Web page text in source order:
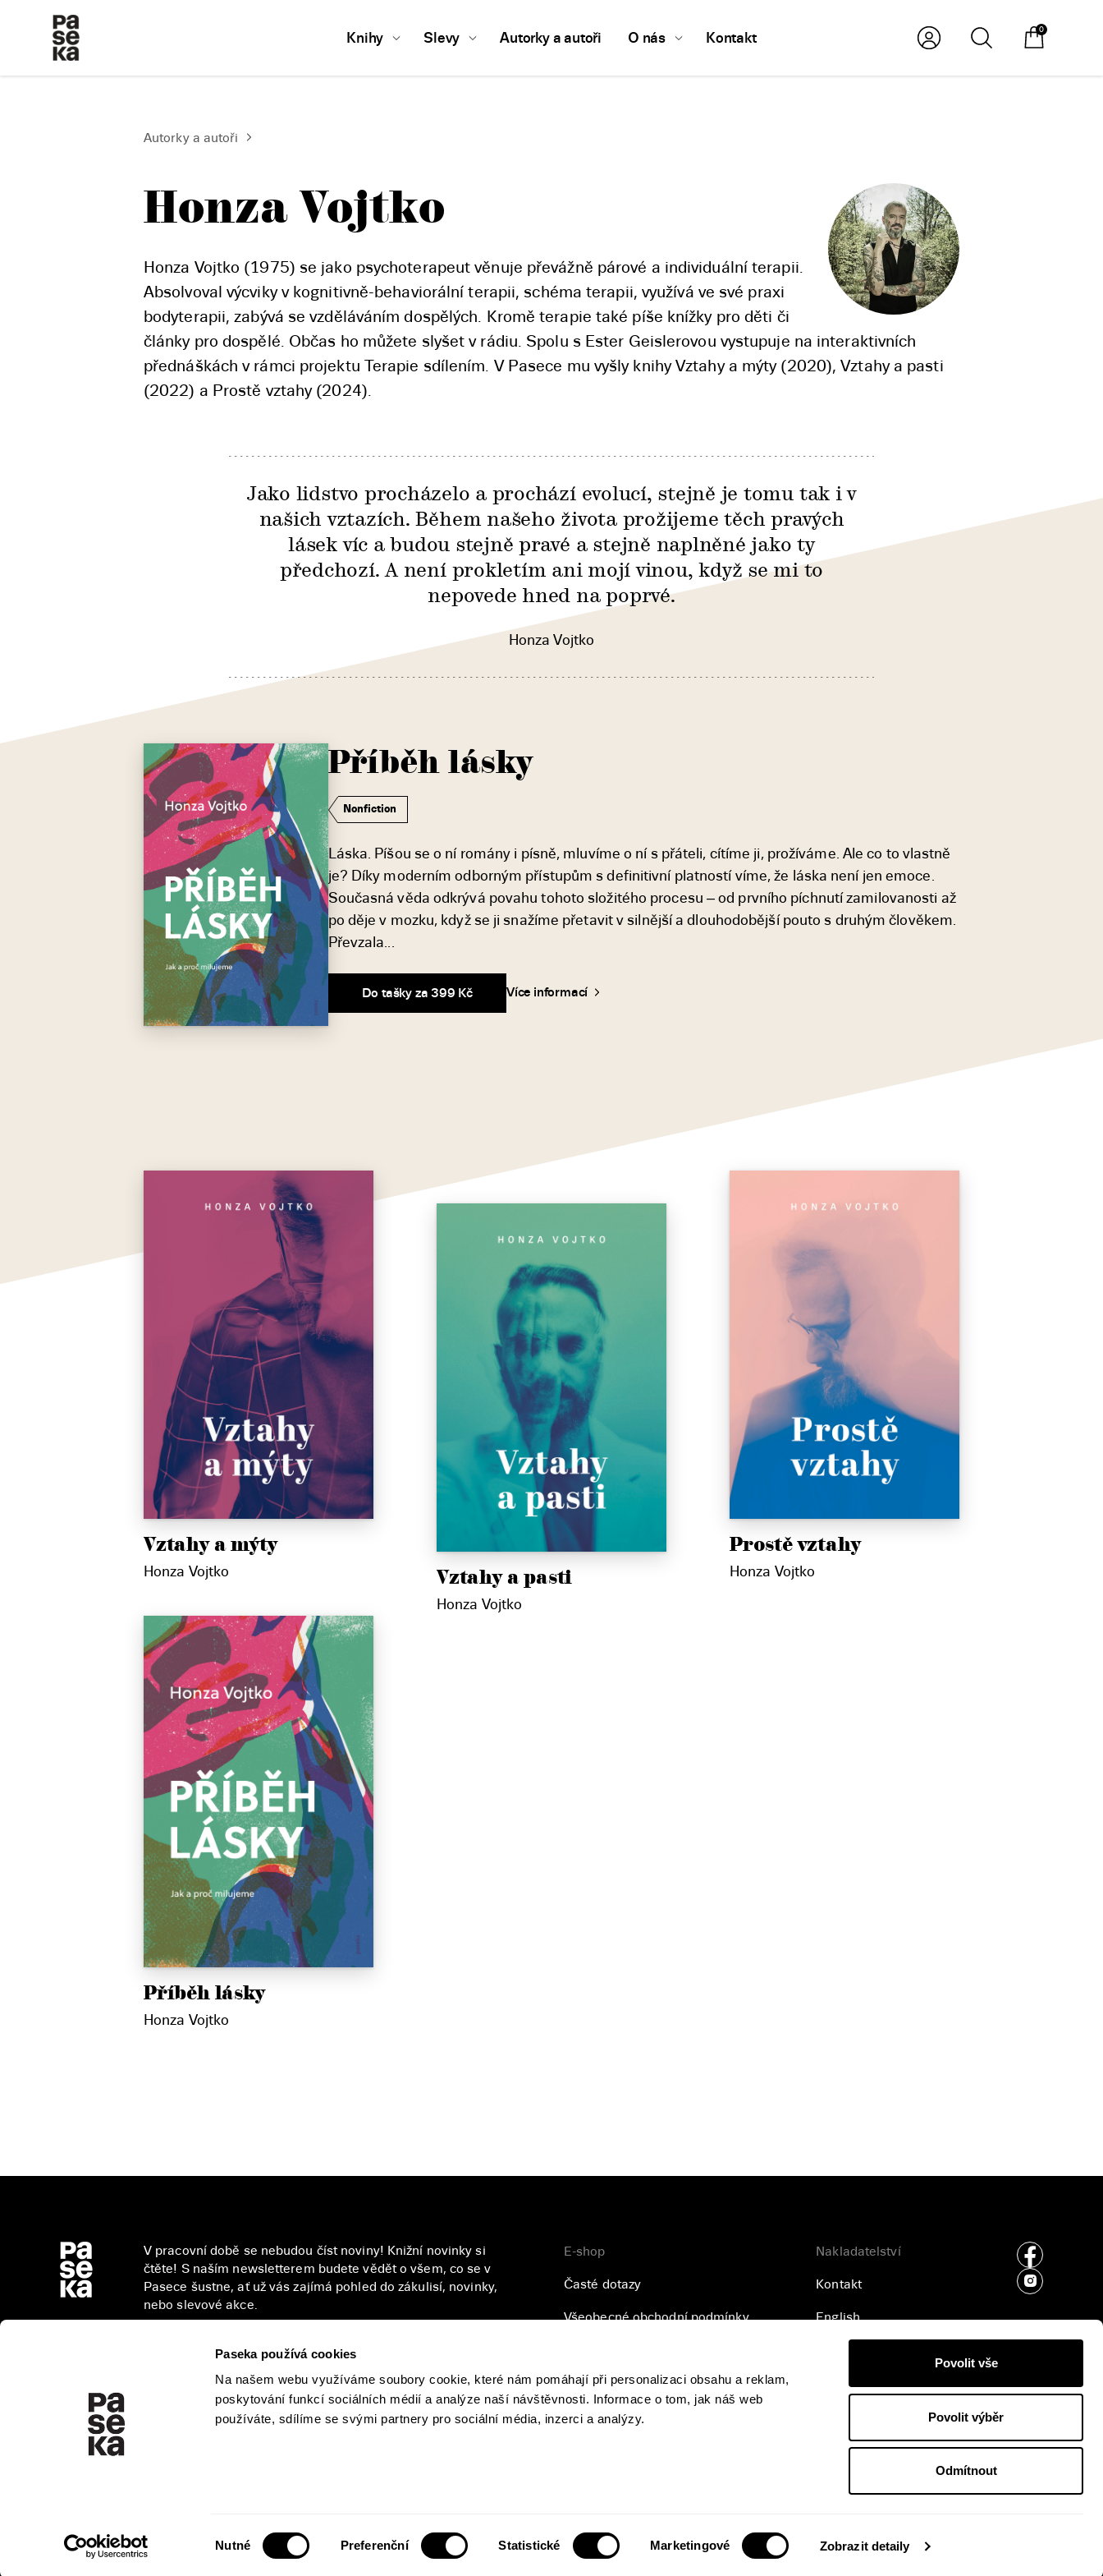
Paseka používá cookies
Na našem webu využíváme soubory cookie, které nám pomáhají při personalizaci obsahu a reklam,
poskytování funkcí sociálních médií a analýze naší návštěvnosti. Informace o tom, jak náš web
používáte, sdílíme se svými partnery pro sociální média, inzerci a analýzy.
Nutné Preferenční Statistické Marketingové Zobrazit detaily
Povolit vše
Povolit výběr
Odmítnout
Knihy Slevy Autorky a autoři O nás Kontakt 0
Autorky a autoři
Honza Vojtko
Honza Vojtko (1975) se jako psychoterapeut věnuje převážně párové a individuální terapii.
Absolvoval výcviky v kognitivně-behaviorální terapii, schéma terapii, využívá ve své praxi
bodyterapii, zabývá se vzděláváním dospělých. Kromě terapie také píše knížky pro děti či
články pro dospělé. Občas ho můžete slyšet v rádiu. Spolu s Ester Geislerovou vystupuje na interaktivních
přednáškách v rámci projektu Terapie sdílením. V Pasece mu vyšly knihy Vztahy a mýty (2020), Vztahy a pasti
(2022) a Prostě vztahy (2024).
Jako lidstvo procházelo a prochází evolucí, stejně je tomu tak i v
našich vztazích. Během našeho života prožijeme těch pravých
lásek víc a budou stejně pravé a stejně naplněné jako ty
předchozí. A není prokletím ani mojí vinou, když se mi to
nepovede hned na poprvé.
Honza Vojtko
Příběh lásky
Nonfiction
Láska. Píšou se o ní romány i písně, mluvíme o ní s přáteli, cítíme ji, prožíváme. Ale co to vlastně
je? Díky moderním odborným přístupům s definitivní platností víme, že láska není jen emoce.
Současná věda odkrývá povahu tohoto složitého procesu – od prvního píchnutí zamilovanosti až
po děje v mozku, když se ji snažíme přetavit v silnější a dlouhodobější pouto s druhým člověkem.
Převzala...
Do tašky za 399 Kč Více informací
Vztahy a mýty
Honza Vojtko Vztahy a pasti
Honza Vojtko
Prostě vztahy
Honza Vojtko
Příběh lásky
Honza Vojtko
V pracovní době se nebudou číst noviny! Knižní novinky si
čtěte! S naším newsletterem budete vědět o všem, co se v
Pasece šustne, ať už vás zajímá pohled do zákulisí, novinky,
nebo slevové akce.
Přihlášením se k odběru novinek souhlasíte se zpracováním vašich
osobních údajů.
E-shop
Časté dotazy
Všeobecné obchodní podmínky
Nakladatelství
Kontakt
English
Pro média